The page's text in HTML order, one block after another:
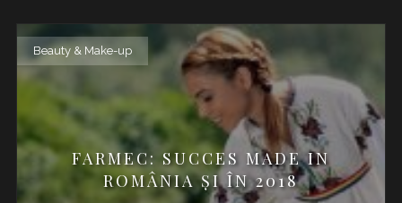
Beauty & Make-up
FARMEC: SUCCES MADE IN
ROMÂNIA ȘI ÎN 2018